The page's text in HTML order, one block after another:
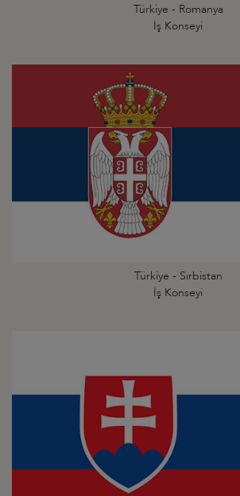
Türkiye - Romanya
İş Konseyi
Türkiye - Sırbistan
İş Konseyi